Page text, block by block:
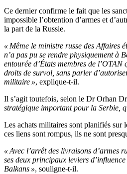
Ce dernier confirme le fait que les
impossible l’obtention d’armes et
la part de la Russie.
« Même le ministre russe des Affaires
n’a pas pu se rendre physiquement à
entourée d’États membres de
droits de survol, sans parler
militaire », explique-t-il.
Il s’agit toutefois, selon le Dr Orhan
stratégique important pour la Serbie,
Les achats militaires sont planifiés sur
ces liens sont rompus, ils ne sont
« Avec l’arrêt des livraisons d’armes
ses deux principaux leviers
Balkans », souligne-t-il.